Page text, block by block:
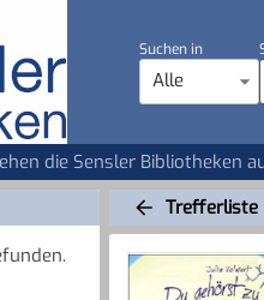
Suchen in
Alle
die Sensler Bibliotheken
Trefferliste